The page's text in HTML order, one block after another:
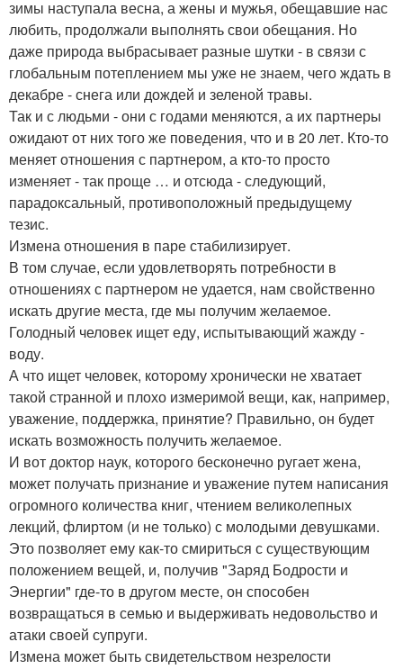
зимы наступала весна, а жены и мужья, обещавшие нас
любить, продолжали выполнять свои обещания. Но
даже природа выбрасывает разные шутки - в связи с
глобальным потеплением мы уже не знаем, чего ждать в
декабре - снега или дождей и зеленой травы.
Так и с людьми - они с годами меняются, а их партнеры
ожидают от них того же поведения, что и в 20 лет. Кто-то
меняет отношения с партнером, а кто-то просто
изменяет - так проще … и отсюда - следующий,
парадоксальный, противоположный предыдущему
тезис.
Измена отношения в паре стабилизирует.
В том случае, если удовлетворять потребности в
отношениях с партнером не удается, нам свойственно
искать другие места, где мы получим желаемое.
Голодный человек ищет еду, испытывающий жажду -
воду.
А что ищет человек, которому хронически не хватает
такой странной и плохо измеримой вещи, как, например,
уважение, поддержка, принятие? Правильно, он будет
искать возможность получить желаемое.
И вот доктор наук, которого бесконечно ругает жена,
может получать признание и уважение путем написания
огромного количества книг, чтением великолепных
лекций, флиртом (и не только) с молодыми девушками.
Это позволяет ему как-то смириться с существующим
положением вещей, и, получив "Заряд Бодрости и
Энергии" где-то в другом месте, он способен
возвращаться в семью и выдерживать недовольство и
атаки своей супруги.
Измена может быть свидетельством незрелости